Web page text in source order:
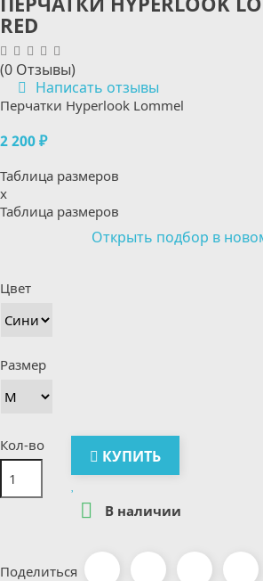
RED
(0 Отзывы)
Написать отзывы
Перчатки Hyperlook Lommel
2 200 ₽
Таблица размеров
x
Таблица размеров
Открыть подбор в
Цвет
Размер
Кол-во
КУПИТЬ
 В наличии
Поделиться